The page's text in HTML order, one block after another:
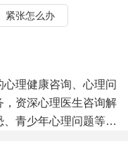
紧张怎么办
理健康咨询、心理问
资深心理医生咨询解
青少年心理问题等，
入咨询中心了解咨询